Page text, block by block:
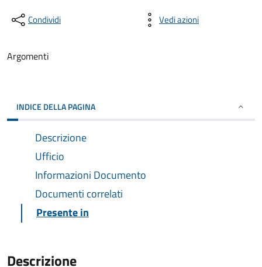
Condividi Vedi azioni
Argomenti
INDICE DELLA PAGINA
Descrizione
Ufficio
Informazioni Documento
Documenti correlati
Presente in
Descrizione